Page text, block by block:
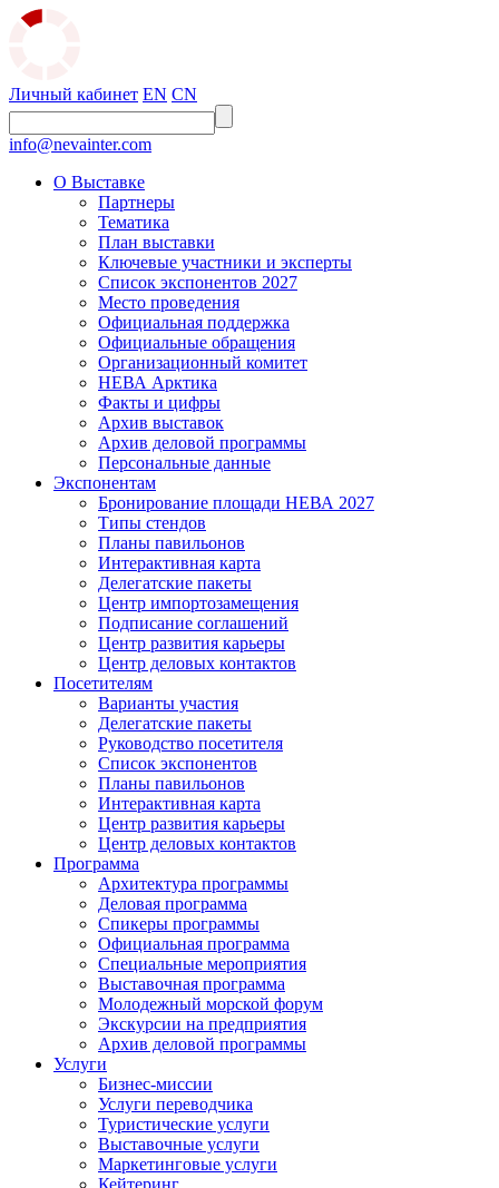
Личный кабинет EN CN
info@nevainter.com
О Выставке
Партнеры
Тематика
План выставки
Ключевые участники и эксперты
Список экспонентов 2027
Место проведения
Официальная поддержка
Официальные обращения
Организационный комитет
НЕВА Арктика
Факты и цифры
Архив выставок
Архив деловой программы
Персональные данные
Экспонентам
Бронирование площади НЕВА 2027
Типы стендов
Планы павильонов
Интерактивная карта
Делегатские пакеты
Центр импортозамещения
Подписание соглашений
Центр развития карьеры
Центр деловых контактов
Посетителям
Варианты участия
Делегатские пакеты
Руководство посетителя
Список экспонентов
Планы павильонов
Интерактивная карта
Центр развития карьеры
Центр деловых контактов
Программа
Архитектура программы
Деловая программа
Спикеры программы
Официальная программа
Специальные мероприятия
Выставочная программа
Молодежный морской форум
Экскурсии на предприятия
Архив деловой программы
Услуги
Бизнес-миссии
Услуги переводчика
Туристические услуги
Выставочные услуги
Маркетинговые услуги
Кейтеринг